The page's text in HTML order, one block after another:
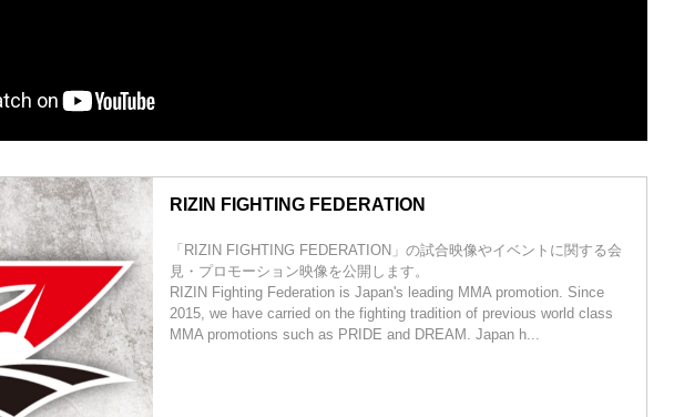
RIZIN FIGHTING FEDERATION
「RIZIN FIGHTING FEDERATION」の試合映像やイベントに関する会
見・プロモーション映像を公開します。
RIZIN Fighting Federation is Japan's leading MMA promotion. Since
2015, we have carried on the fighting tradition of previous world class
MMA promotions such as PRIDE and DREAM. Japan h...